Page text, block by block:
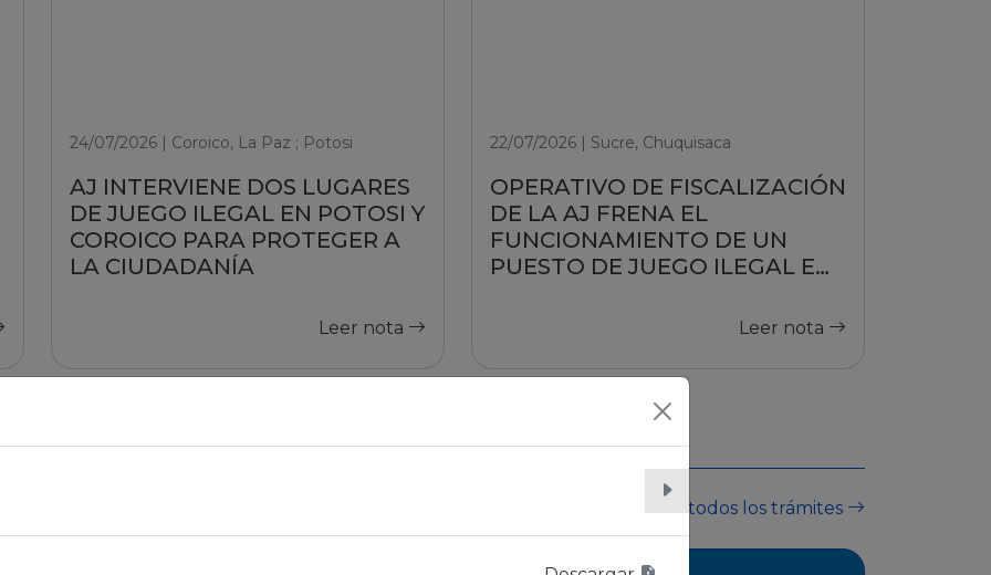
24/07/2026 | Coroico, La Paz ; Potosi
AJ INTERVIENE DOS LUGARES
DE JUEGO ILEGAL EN POTOSI Y
COROICO PARA PROTEGER A
LA CIUDADANÍA
Leer nota
22/07/2026 | Sucre, Chuquisaca
OPERATIVO DE FISCALIZACIÓN
DE LA AJ FRENA EL
FUNCIONAMIENTO DE UN
PUESTO DE JUEGO ILEGAL EN
Leer nota
Ver todos los trámites